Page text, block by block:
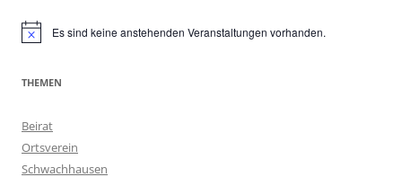
HinweisEs sind keine anstehenden Veranstaltungen vorhanden.
THEMEN
Beirat
Ortsverein
Schwachhausen